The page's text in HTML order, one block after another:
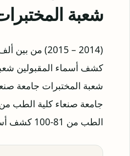
شعبة
(2014 – 2015) من بين ألف و1131 خاضوا امتحانات القبول للمفاضلة بالنظام العام في 3 مواد.
الطب من 81-100 كشف أسماء المقبولين شعبة المختبرات جامعة صنعاء كلية الطب من 100-120